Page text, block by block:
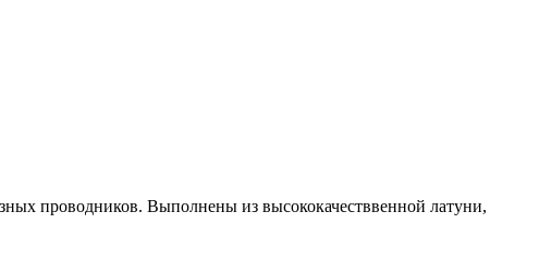
проводников. Выполнены из высококачестввенной латуни,